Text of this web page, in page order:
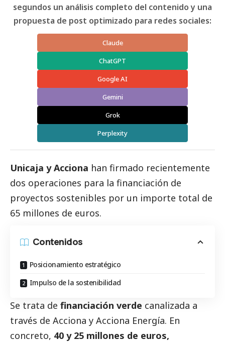
segundos un análisis completo del contenido y una
propuesta de post optimizado para redes sociales:
Claude
ChatGPT
Google AI
Gemini
Grok
Perplexity
Unicaja y Acciona han firmado recientemente
dos operaciones para la financiación de
proyectos sostenibles por un importe total de
65 millones de euros.
Contenidos
Posicionamiento estratégico
Impulso de la sostenibilidad
Se trata de financiación verde canalizada a
través de Acciona y Acciona Energía. En
concreto, 40 y 25 millones de euros,